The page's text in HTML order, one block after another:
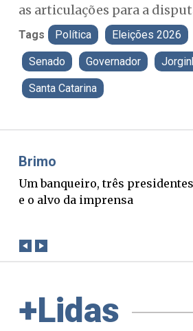
as articulações para a
Tags Política Eleições 2026
Senado Governador
Santa Catarina
O Boato corre mais
verdade. Mas quem
+Lidas